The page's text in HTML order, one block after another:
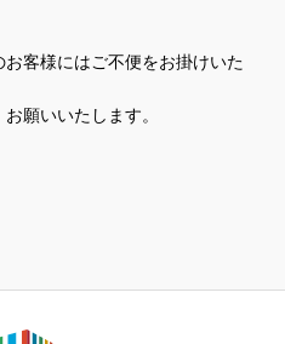
客様にはご不便をお掛けいた
願いいたします。